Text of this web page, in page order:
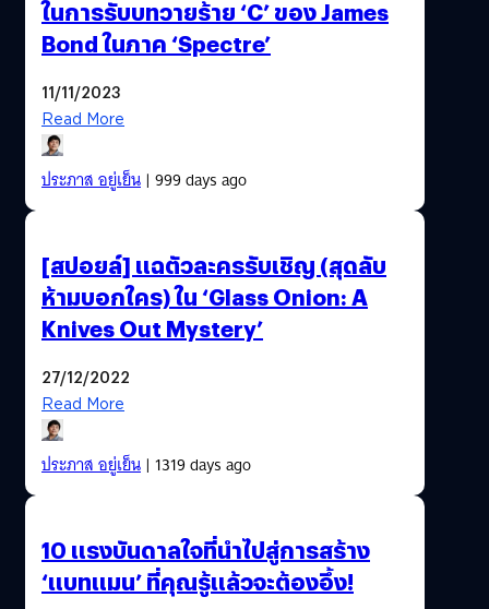
ในการรับบทวายร้าย ‘C’ ของ James
Bond ในภาค ‘Spectre’
11/11/2023
Read More
ประภาส อยู่เย็น| 999 days ago
[สปอยล์] แฉตัวละครรับเชิญ (สุดลับ
ห้ามบอกใคร) ใน ‘Glass Onion: A
Knives Out Mystery’
27/12/2022
Read More
ประภาส อยู่เย็น| 1319 days ago
10 แรงบันดาลใจที่นำไปสู่การสร้าง
‘แบทแมน’ ที่คุณรู้แล้วจะต้องอึ้ง!